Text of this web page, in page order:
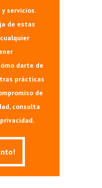
servicios.
de estas
darte de
prácticas
de
consulta